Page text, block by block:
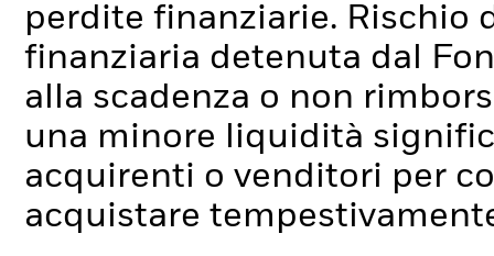
perdite finanziarie. Rischio
finanziaria detenuta dal
alla scadenza o non
una minore liquidità
acquirenti o venditori per
acquistare